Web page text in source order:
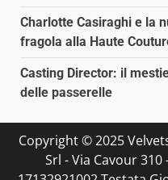
Charlotte Casiraghi e la
fragola alla Haute
Casting Director: il
delle passerelle
Copyright © 2025
Srl - Via Cavour 310